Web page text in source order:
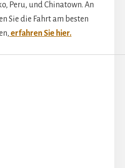
Peru, und Chinatown. An
Sie die Fahrt am besten
erfahren Sie hier.